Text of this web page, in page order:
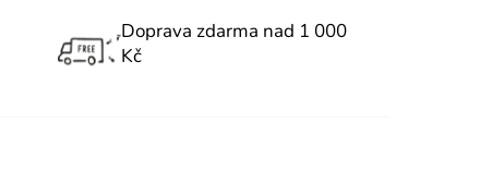
Doprava zdarma nad 1 000
Kč